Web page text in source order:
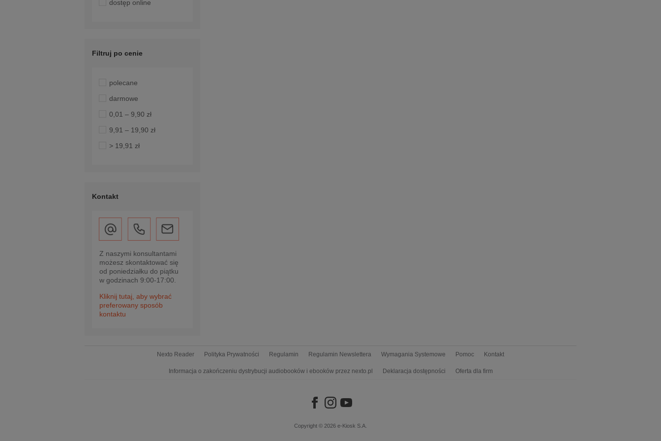
dostęp online
Filtruj po cenie
polecane
darmowe
0,01 – 9,90 zł
9,91 – 19,90 zł
> 19,91 zł
Kontakt
Z naszymi konsultantami
możesz skontaktować się
od poniedziałku do piątku
w godzinach 9:00-17:00.
Kliknij tutaj, aby wybrać
preferowany sposób
kontaktu
Nexto Reader Polityka Prywatności Regulamin Regulamin Newslettera Wymagania Systemowe Pomoc Kontakt
Informacja o zakończeniu dystrybucji audiobooków i ebooków przez nexto.pl Deklaracja dostępności Oferta dla firm
Copyright © 2026 e-Kiosk S.A.